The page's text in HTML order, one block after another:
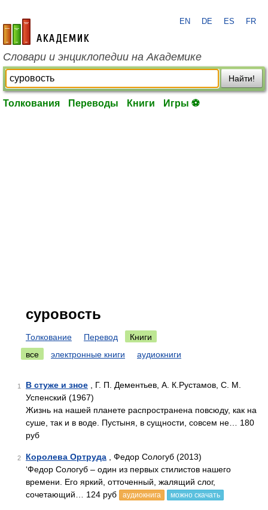
academic.ru
EN DE ES FR
Словари и энциклопедии на Академике
Найти!
Толкования Переводы Книги Игры ⚽
суровость
Толкование Перевод
Книги
все
электронные книги аудиокниги
1 В стуже и зное , Г. П. Дементьев, А. К.Рустамов, С. М.
Успенский (1967)
Жизнь на нашей планете распространена повсюду, как на
суше, так и в воде. Пустыня, в сущности, совсем не… 180
руб
2 Королева Ортруда , Федор Сологуб (2013)
‘Федор Сологуб – один из первых стилистов нашего
времени. Его яркий, отточенный, жалящий слог,
сочетающий… 124 руб
аудиокнига можно скачать